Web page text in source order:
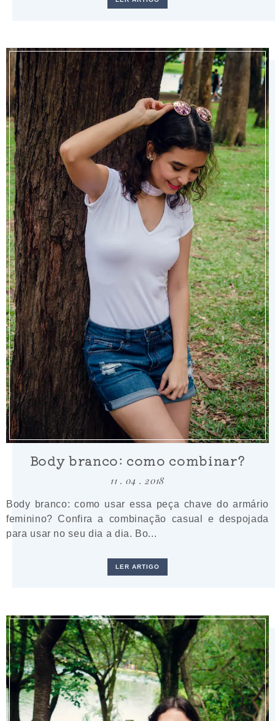
Body branco: como combinar?
11 . 04 . 2018
Body branco: como usar essa peça chave do armário
feminino? Confira a combinação casual e despojada
para usar no seu dia a dia. Bo...
LER ARTIGO